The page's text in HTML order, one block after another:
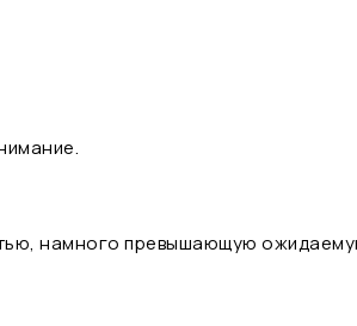
намного превышающую